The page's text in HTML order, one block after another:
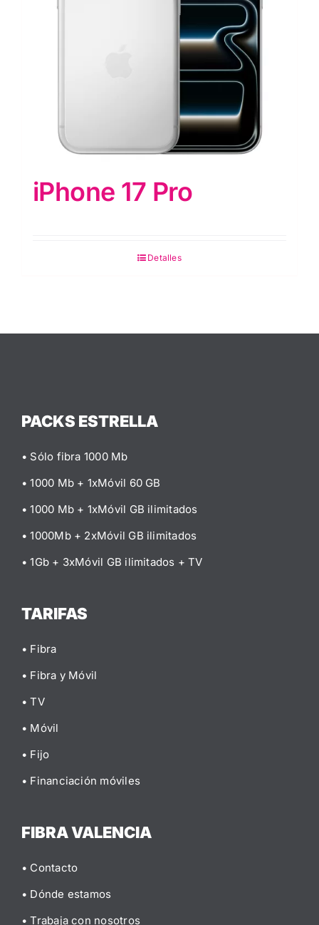
iPhone 17 Pro
Detalles
PACKS ESTRELLA
• Sólo fibra 1000 Mb
• 1000 Mb + 1xMóvil 60 GB
• 1000 Mb + 1xMóvil GB ilimitados
• 1000Mb + 2xMóvil GB ilimitados
• 1Gb + 3xMóvil GB ilimitados + TV
TARIFAS
• Fibra
• Fibra y Móvil
• TV
• Móvil
• Fijo
• Financiación móviles
FIBRA VALENCIA
• Contacto
• Dónde estamos
• Trabaja con nosotros